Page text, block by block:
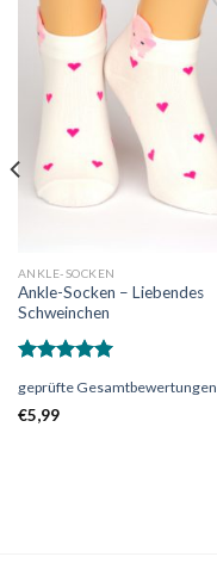
die
ANKLE-SOCKEN
Ankle-Socken – Liebendes
Schweinchen
mit5.00
von 5
geprüfte Gesamtbewertungen
€5,99